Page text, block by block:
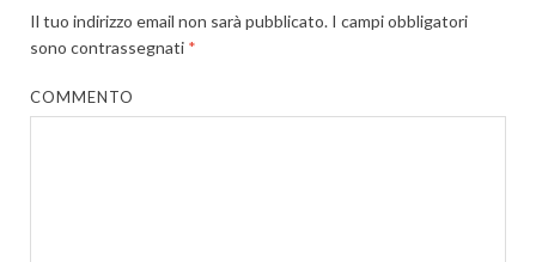
Il tuo indirizzo email non sarà pubblicato. I campi obbligatori
sono contrassegnati *
COMMENTO